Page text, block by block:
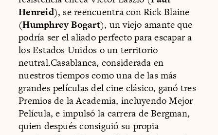
Henreid), se reencuentra con Rick Blaine
(Humphrey Bogart), un viejo amante que
podría ser el aliado perfecto para escapar a
los Estados Unidos o un territorio
neutral.Casablanca, considerada en
nuestros tiempos como una de las más
grandes películas del cine clásico, ganó tres
Premios de la Academia, incluyendo Mejor
Película, e impulsó la carrera de Bergman,
quien después consiguió su propia